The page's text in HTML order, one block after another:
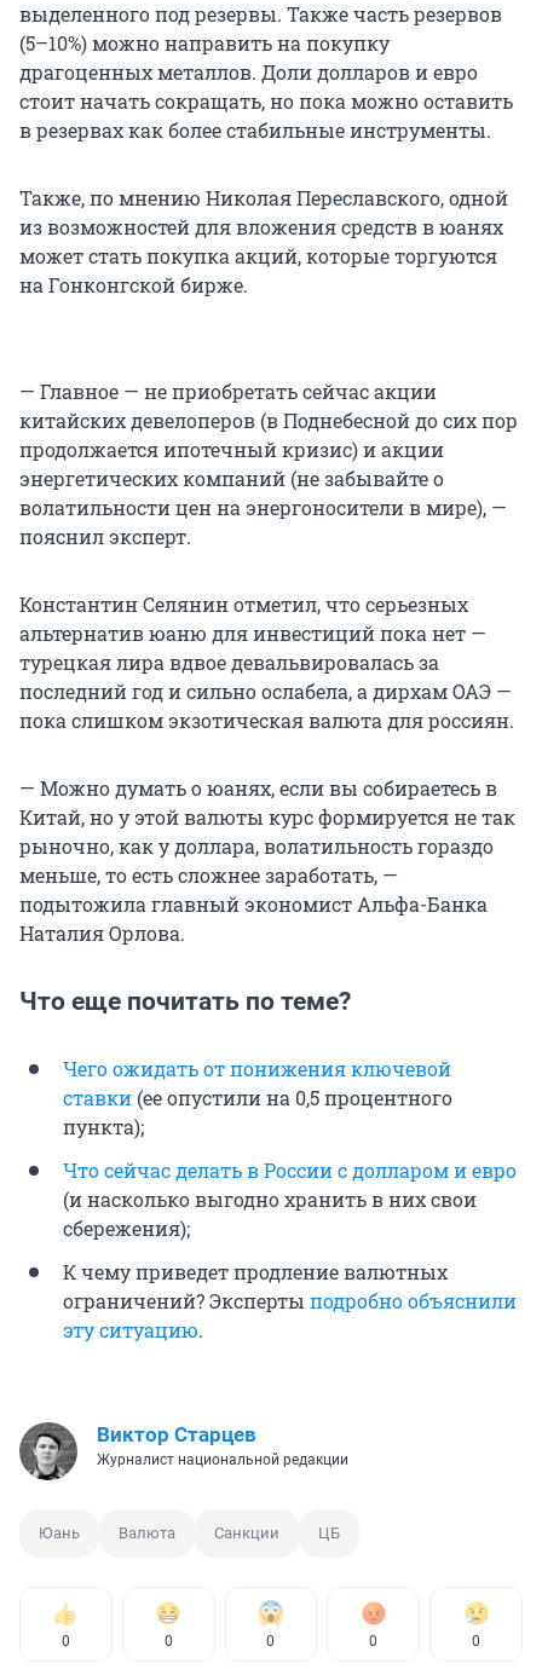
выделенного под резервы. Также часть резервов
(5–10%) можно направить на покупку
драгоценных металлов. Доли долларов и евро
стоит начать сокращать, но пока можно оставить
в резервах как более стабильные инструменты.
Также, по мнению Николая Переславского, одной
из возможностей для вложения средств в юанях
может стать покупка акций, которые торгуются
на Гонконгской бирже.
— Главное — не приобретать сейчас акции
китайских девелоперов (в Поднебесной до сих пор
продолжается ипотечный кризис) и акции
энергетических компаний (не забывайте о
волатильности цен на энергоносители в мире), —
пояснил эксперт.
Константин Селянин отметил, что серьезных
альтернатив юаню для инвестиций пока нет —
турецкая лира вдвое девальвировалась за
последний год и сильно ослабела, а дирхам ОАЭ —
пока слишком экзотическая валюта для россиян.
— Можно думать о юанях, если вы собираетесь в
Китай, но у этой валюты курс формируется не так
рыночно, как у доллара, волатильность гораздо
меньше, то есть сложнее заработать, —
подытожила главный экономист Альфа-Банка
Наталия Орлова.
Что еще почитать по теме?
Чего ожидать от понижения ключевой
ставки (ее опустили на 0,5 процентного
пункта);
Что сейчас делать в России с долларом и евро
(и насколько выгодно хранить в них свои
сбережения);
К чему приведет продление валютных
ограничений? Эксперты подробно объяснили
эту ситуацию.
Виктор Старцев
Журналист национальной редакции
Юань Валюта Санкции ЦБ
0 0 0 0 0